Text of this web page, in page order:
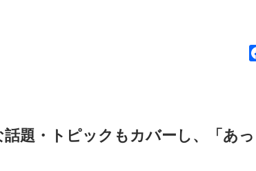
題・トピックもカバーし、「あ